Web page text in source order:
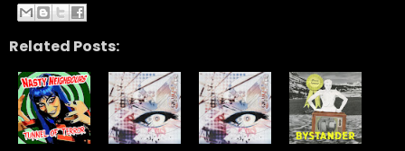
Related Posts: